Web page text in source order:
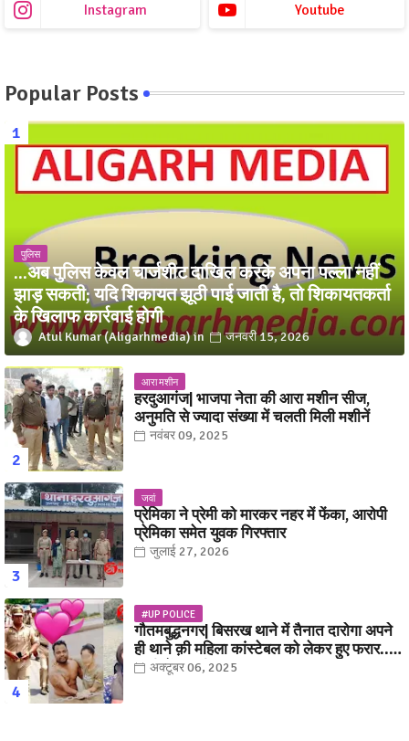
Instagram Youtube
Popular Posts
पुलिस
...अब पुलिस केवल चार्जशीट दाखिल करके अपना पल्ला नहीं
झाड़ सकती; यदि शिकायत झूठी पाई जाती है, तो शिकायतकर्ता
के खिलाफ कार्रवाई होगी
Atul Kumar (Aligarhmedia) जनवरी 15, 2026
आरा मशीन
हरदुआगंज| भाजपा नेता की आरा मशीन सीज,
अनुमति से ज्यादा संख्या में चलती मिली मशीनें
नवंबर 09, 2025
जवां
प्रेमिका ने प्रेमी को मारकर नहर में फेंका, आरोपी
प्रेमिका समेत युवक गिरफ्तार
जुलाई 27, 2026
#UP POLICE
गौतमबुद्धनगर| बिसरख थाने में तैनात दारोगा अपने
ही थाने क़ी महिला कांस्टेबल को लेकर हुए फरार...
पत्नी नें कर दी रार!
अक्टूबर 06, 2025